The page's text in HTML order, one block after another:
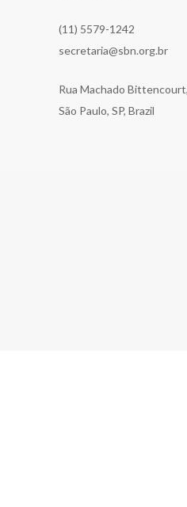
(11) 5579-1242
secretaria@sbn.org.br
Rua Machado
São Paulo, SP, Brazil